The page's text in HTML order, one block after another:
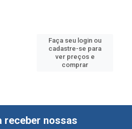
Faça seu login ou
cadastre-se para
ver preços e
comprar
receber nossas